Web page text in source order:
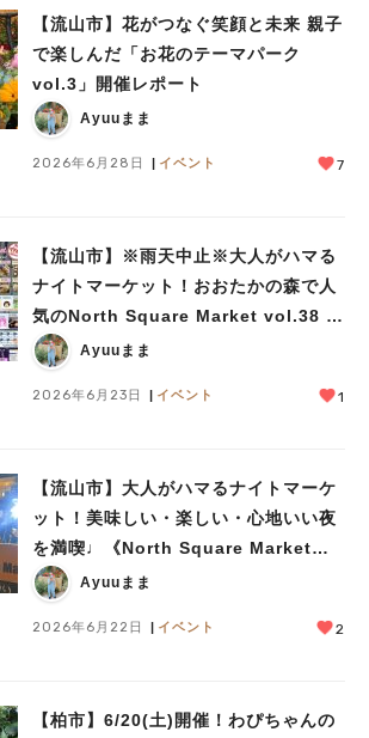
【流山市】花がつなぐ笑顔と未来 親子
で楽しんだ「お花のテーマパーク
vol.3」開催レポート
Ayuuまま
2026年6月28日 イベント 7
【流山市】※雨天中止※大人がハマる
ナイトマーケット！おおたかの森で人
気のNorth Square Market vol.38 開
催【6/27】
Ayuuまま
2026年6月23日 イベント 1
【流山市】大人がハマるナイトマーケ
ット！美味しい・楽しい・心地いい夜
を満喫♩《North Square Market
vol.37》開催レポート
Ayuuまま
2026年6月22日 イベント 2
【柏市】6/20(土)開催！わぴちゃんの